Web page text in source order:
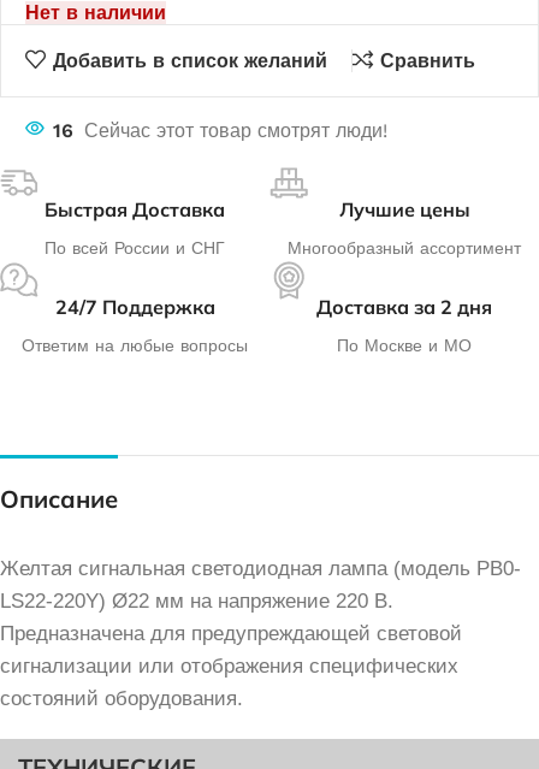
Нет в наличии
Добавить в список желаний Сравнить
16 Сейчас этот товар смотрят люди!
Быстрая Доставка
По всей России и СНГ
Лучшие цены
Многообразный ассортимент
24/7 Поддержка
Ответим на любые вопросы
Доставка за 2 дня
По Москве и МО
Описание
Желтая сигнальная светодиодная лампа (модель PB0-
LS22-220Y) Ø22 мм на напряжение 220 В.
Предназначена для предупреждающей световой
сигнализации или отображения специфических
состояний оборудования.